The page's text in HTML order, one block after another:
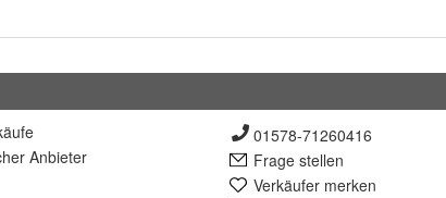
er Anbieter
01578-71260416
Frage stellen
Verkäufer merken